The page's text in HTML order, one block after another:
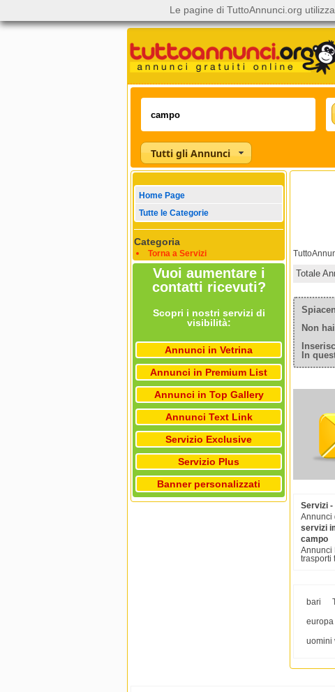
Tutti gli Annunci
Home Page
Tutte le Categorie
Categoria
Torna a Servizi
Vuoi aumentare i
contatti ricevuti?
Scopri i nostri servizi di
visibilità:
Annunci in Vetrina
Annunci in Premium List
Annunci in Top Gallery
Annunci Text Link
Servizio Exclusive
Servizio Plus
Banner personalizzati
Totale
Non
In
Servizi
Annunci
servizi
campo
Annunci
trasporti
bari
europa
uomini
Le pagine di TuttoAnnunci.org